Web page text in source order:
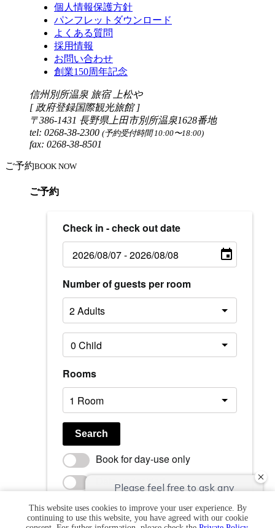
個人情報保護方針
パンフレットダウンロード
よくある質問
採用情報
お問い合わせ
創業150周年記念
信州別所温泉 旅宿 上松や
[ 政府登録国際観光旅館 ]
〒386-1431 長野県上田市別所温泉1628番地
tel: 0268-38-2300 (予約受付時間 10:00〜18:00)
fax: 0268-38-8501
ご予約BOOK NOW
ご予約
Check in - check out date
Number of guests per room
Rooms
Search
Book for day-use only
Date undecided
ベストレート保証 / 公式HPからのご予約が一番お得で
す
This website uses cookies to improve your user experience. By
continuing to use this website, you have agreed with our cookie